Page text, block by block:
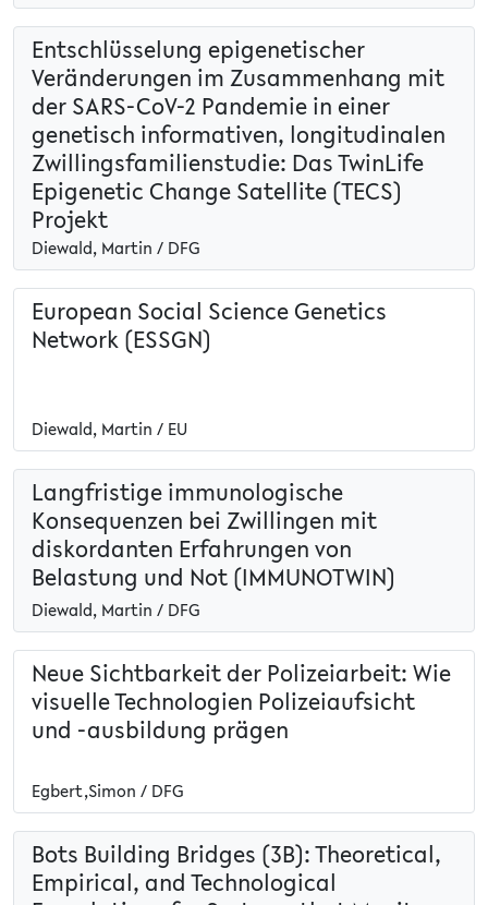
Entschlüsselung epigenetischer
Veränderungen im Zusammenhang mit
der SARS-CoV-2 Pandemie in einer
genetisch informativen, longitudinalen
Zwillingsfamilienstudie: Das TwinLife
Epigenetic Change Satellite (TECS)
Projekt
Diewald, Martin / DFG
European Social Science Genetics
Network (ESSGN)
Diewald, Martin / EU
Langfristige immunologische
Konsequenzen bei Zwillingen mit
diskordanten Erfahrungen von
Belastung und Not (IMMUNOTWIN)
Diewald, Martin / DFG
Neue Sichtbarkeit der Polizeiarbeit: Wie
visuelle Technologien Polizeiaufsicht
und -ausbildung prägen
Egbert,Simon / DFG
Bots Building Bridges (3B): Theoretical,
Empirical, and Technological